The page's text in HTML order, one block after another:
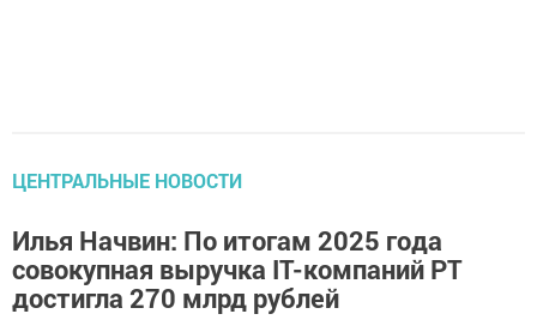
ЦЕНТРАЛЬНЫЕ НОВОСТИ
Илья Начвин: По итогам 2025 года
совокупная выручка IT-компаний РТ
достигла 270 млрд рублей